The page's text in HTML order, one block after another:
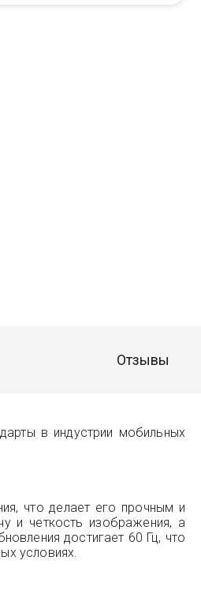
Отзывы
в индустрии мобильных
что делает его прочным и
и четкость изображения, а
достигает 60 Гц, что
условиях.